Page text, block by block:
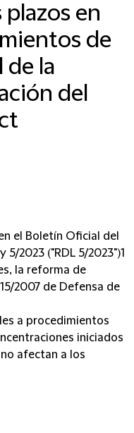
en
de
de la
del
el Boletín Oficial del
2023 ("RDL 5/2023")1
la reforma de
2007 de Defensa de
a procedimientos
iniciados
afectan a los